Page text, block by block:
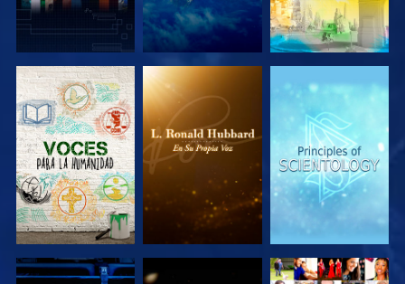
EXPLORA LAS
SERIES
EXPLORA LAS
SERIES
EXPLORA LAS
SERIES